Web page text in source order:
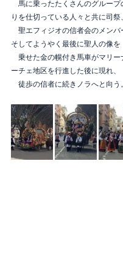
馬に乗ったたくさんのグループ
りを仕切っている人々と共に司祭、
聖エフィジオの信者会のメンバ
そしてようやく最後に聖人の像を
乗せた金の幌付き馬車がマリー
ーチェ地区を行進した後に現れ、
徒歩の信者に続きノラへと向う